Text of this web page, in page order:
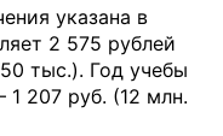
указана в
2 575 рублей
тыс.). Год учебы
207 руб. (12 млн.